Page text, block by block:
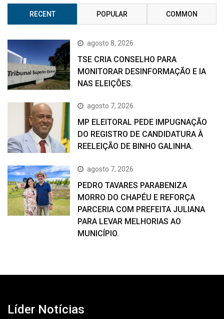
RECENT POPULAR COMMON
agosto 8, 2026
TSE CRIA CONSELHO PARA
MONITORAR DESINFORMAÇÃO E IA
NAS ELEIÇÕES.
agosto 7, 2026
MP ELEITORAL PEDE IMPUGNAÇÃO
DO REGISTRO DE CANDIDATURA À
REELEIÇÃO DE BINHO GALINHA.
agosto 7, 2026
PEDRO TAVARES PARABENIZA
MORRO DO CHAPÉU E REFORÇA
PARCERIA COM PREFEITA JULIANA
PARA LEVAR MELHORIAS AO
MUNICÍPIO.
Líder Notícias